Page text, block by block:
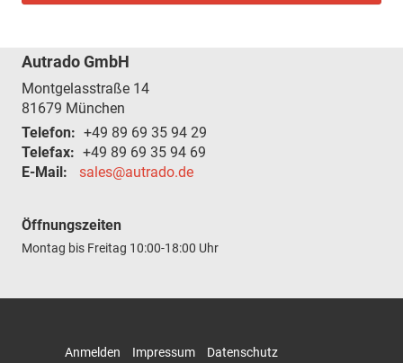
Autrado GmbH
Montgelasstraße 14
81679 München
Telefon: +49 89 69 35 94 29
Telefax: +49 89 69 35 94 69
E-Mail:
sales@autrado.de
Öffnungszeiten
Montag bis Freitag 10:00-18:00 Uhr
Anmelden Impressum Datenschutz